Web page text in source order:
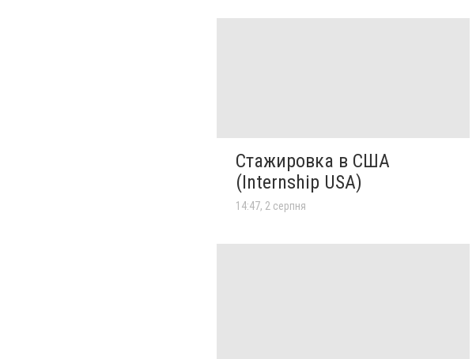
Стажировка в США
(Internship USA)
14:47, 2 серпня